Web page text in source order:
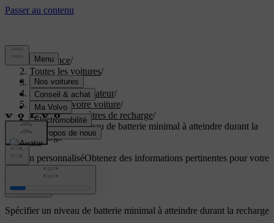
Assistance/
Toutes les voitures/
EX60 2027/
Manuel de l'utilisateur/
Recharger votre voiture/
Vue et paramètres de recharge/
Spécifier un niveau de batterie minimal à atteindre durant la
recharge
Soutien personnaliséObtenez des informations pertinentes pour votre
voiture.
Connexion
Spécifier un niveau de batterie minimal à atteindre durant la recharge